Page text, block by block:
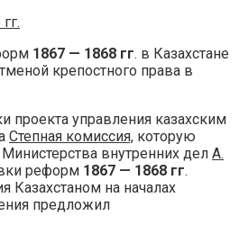
1867 — 1868 гг. в Казахстане
крепостного права в
проекта управления казахским
Степная комиссия, которую
внутренних дел А.
реформ 1867 — 1868 гг.
Казахстаном на началах
предложил